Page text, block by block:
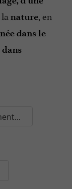
nature, en
dans le